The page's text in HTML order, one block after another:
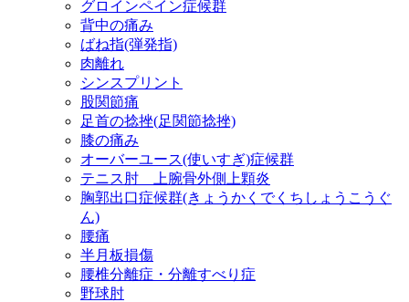
グロインペイン症候群
背中の痛み
ばね指(弾発指)
肉離れ
シンスプリント
股関節痛
足首の捻挫(足関節捻挫)
膝の痛み
オーバーユース(使いすぎ)症候群
テニス肘 上腕骨外側上顆炎
胸郭出口症候群(きょうかくでくちしょうこうぐ
ん)
腰痛
半月板損傷
腰椎分離症・分離すべり症
野球肘